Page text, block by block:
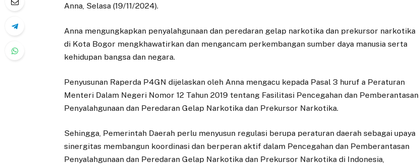
Anna, Selasa (19/11/2024).
Anna mengungkapkan penyalahgunaan dan peredaran gelap narkotika dan prekursor narkotika
di Kota Bogor mengkhawatirkan dan mengancam perkembangan sumber daya manusia serta
kehidupan bangsa dan negara.
Penyusunan Raperda P4GN dijelaskan oleh Anna mengacu kepada Pasal 3 huruf a Peraturan
Menteri Dalam Negeri Nomor 12 Tahun 2019 tentang Fasilitasi Pencegahan dan Pemberantasan
Penyalahgunaan dan Peredaran Gelap Narkotika dan Prekursor Narkotika.
Sehingga, Pemerintah Daerah perlu menyusun regulasi berupa peraturan daerah sebagai upaya
sinergitas membangun koordinasi dan berperan aktif dalam Pencegahan dan Pemberantasan
Penyalahgunaan dan Peredaran Gelap Narkotika dan Prekursor Narkotika di Indonesia,